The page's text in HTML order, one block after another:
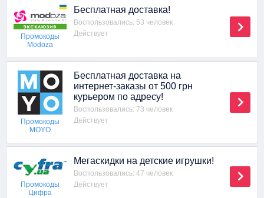
Промокоды
Modoza
Бесплатная доставка!
Воспользовались: 53 человек
Действует
Промокоды
MOYO
Бесплатная доставка на
интернет-заказы от 500 грн
курьером по адресу!
Воспользовались: 73 человек
Действует
Промокоды
Цифра
Мегаскидки на детские игрушки!
Воспользовались: 47 человек
Действует